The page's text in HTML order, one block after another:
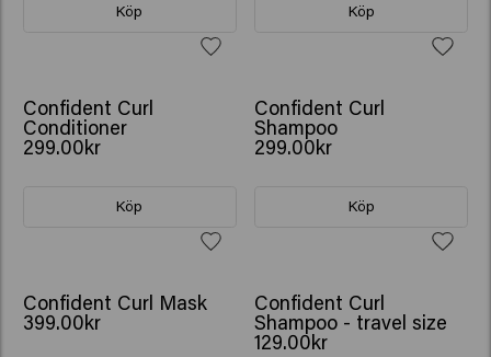
Köp Köp
Confident Curl
Conditioner
299.00kr
Köp
Confident Curl
Shampoo
299.00kr
Köp
Confident Curl Mask
399.00kr
Confident Curl
Shampoo - travel size
129.00kr